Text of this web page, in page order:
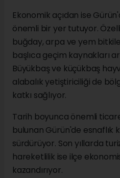
Ekonomik açıdan ise
önemli bir yer tutuyor.
buğday, arpa ve yem
başlıca geçim kaynakları
Büyükbaş ve küçükbaş
alabalık yetiştiriciliği de
katkı sağlıyor.
Tarih boyunca önemli
bulunan Gürün'de esnaflık
sürdürüyor. Son yıllarda
hareketlilik ise ilçe
kazandırıyor.